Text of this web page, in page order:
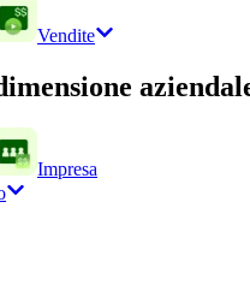
Vendite
Impresa